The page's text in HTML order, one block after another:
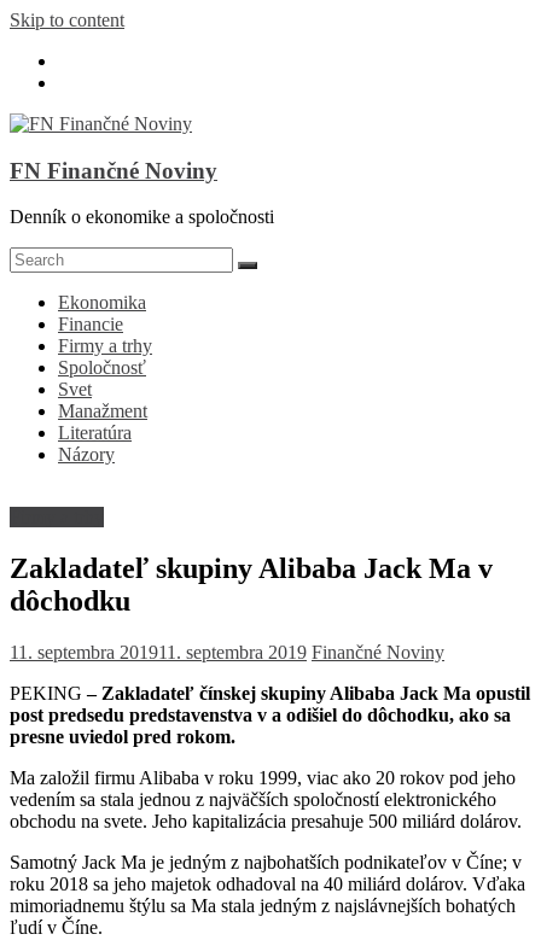
Skip to content
FN Finančné Noviny
Denník o ekonomike a spoločnosti
Ekonomika
Financie
Firmy a trhy
Spoločnosť
Svet
Manažment
Literatúra
Názory
Zakladateľ skupiny Alibaba Jack Ma v
dôchodku
11. septembra 201911. septembra 2019 Finančné Noviny
PEKING – Zakladateľ čínskej skupiny Alibaba Jack Ma opustil
post predsedu predstavenstva v a odišiel do dôchodku, ako sa
presne uviedol pred rokom.
Ma založil firmu Alibaba v roku 1999, viac ako 20 rokov pod jeho
vedením sa stala jednou z najväčších spoločností elektronického
obchodu na svete. Jeho kapitalizácia presahuje 500 miliárd dolárov.
Samotný Jack Ma je jedným z najbohatších podnikateľov v Číne; v
roku 2018 sa jeho majetok odhadoval na 40 miliárd dolárov. Vďaka
mimoriadnemu štýlu sa Ma stala jedným z najslávnejších bohatých
ľudí v Číne.